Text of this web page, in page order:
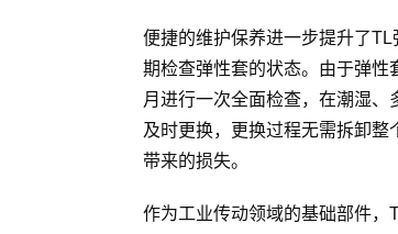
便捷的维护保养进一步提升了
期检查弹性套的状态。由于弹
月进行一次全面检查，在潮湿
及时更换，更换过程无需拆卸
带来的损失。
作为工业传动领域的基础部件，